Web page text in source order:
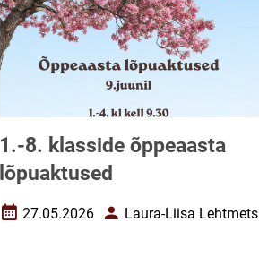
1.-8. klasside õppeaasta
lõpuaktused
Loomise kuupäev
27.05.2026 AutorLaura-Liisa Lehtmets